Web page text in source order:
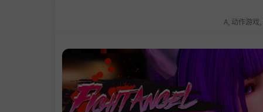
A, 动作游戏